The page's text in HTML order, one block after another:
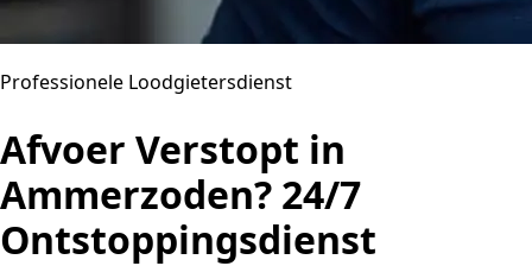
Professionele Loodgietersdienst
Afvoer Verstopt in
Ammerzoden? 24/7
Ontstoppingsdienst